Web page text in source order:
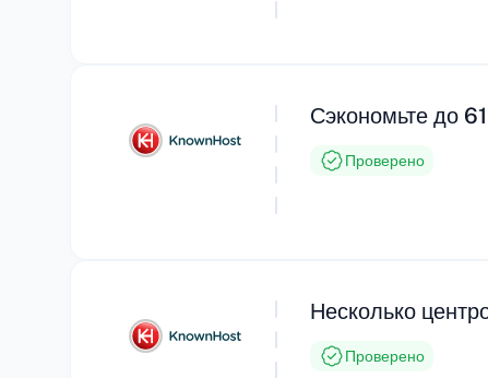
Сэкономьте до
Проверено
Несколько
Проверено